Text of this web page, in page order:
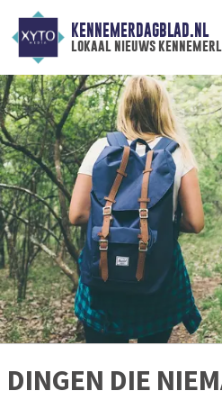
KENNEMERDAGBLAD.NL
lokaal nieuws
DINGEN DIE